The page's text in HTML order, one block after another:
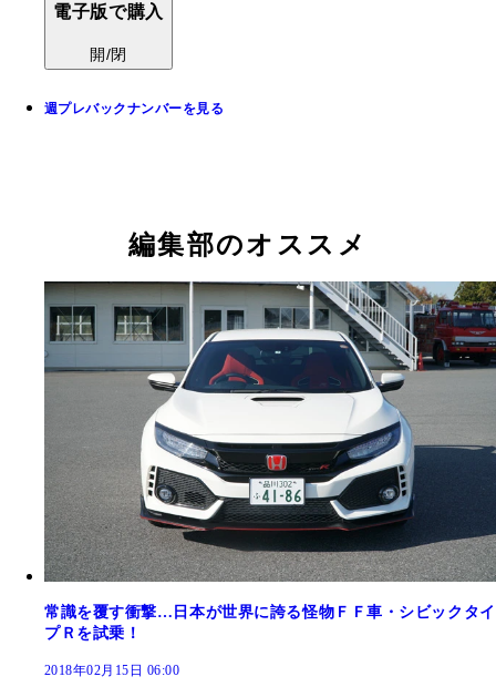
電子版で購入
開/閉
週プレバックナンバーを見る
編集部のオススメ
常識を覆す衝撃…日本が世界に誇る怪物ＦＦ車・シビックタイ
プＲを試乗！
2018年02月15日 06:00